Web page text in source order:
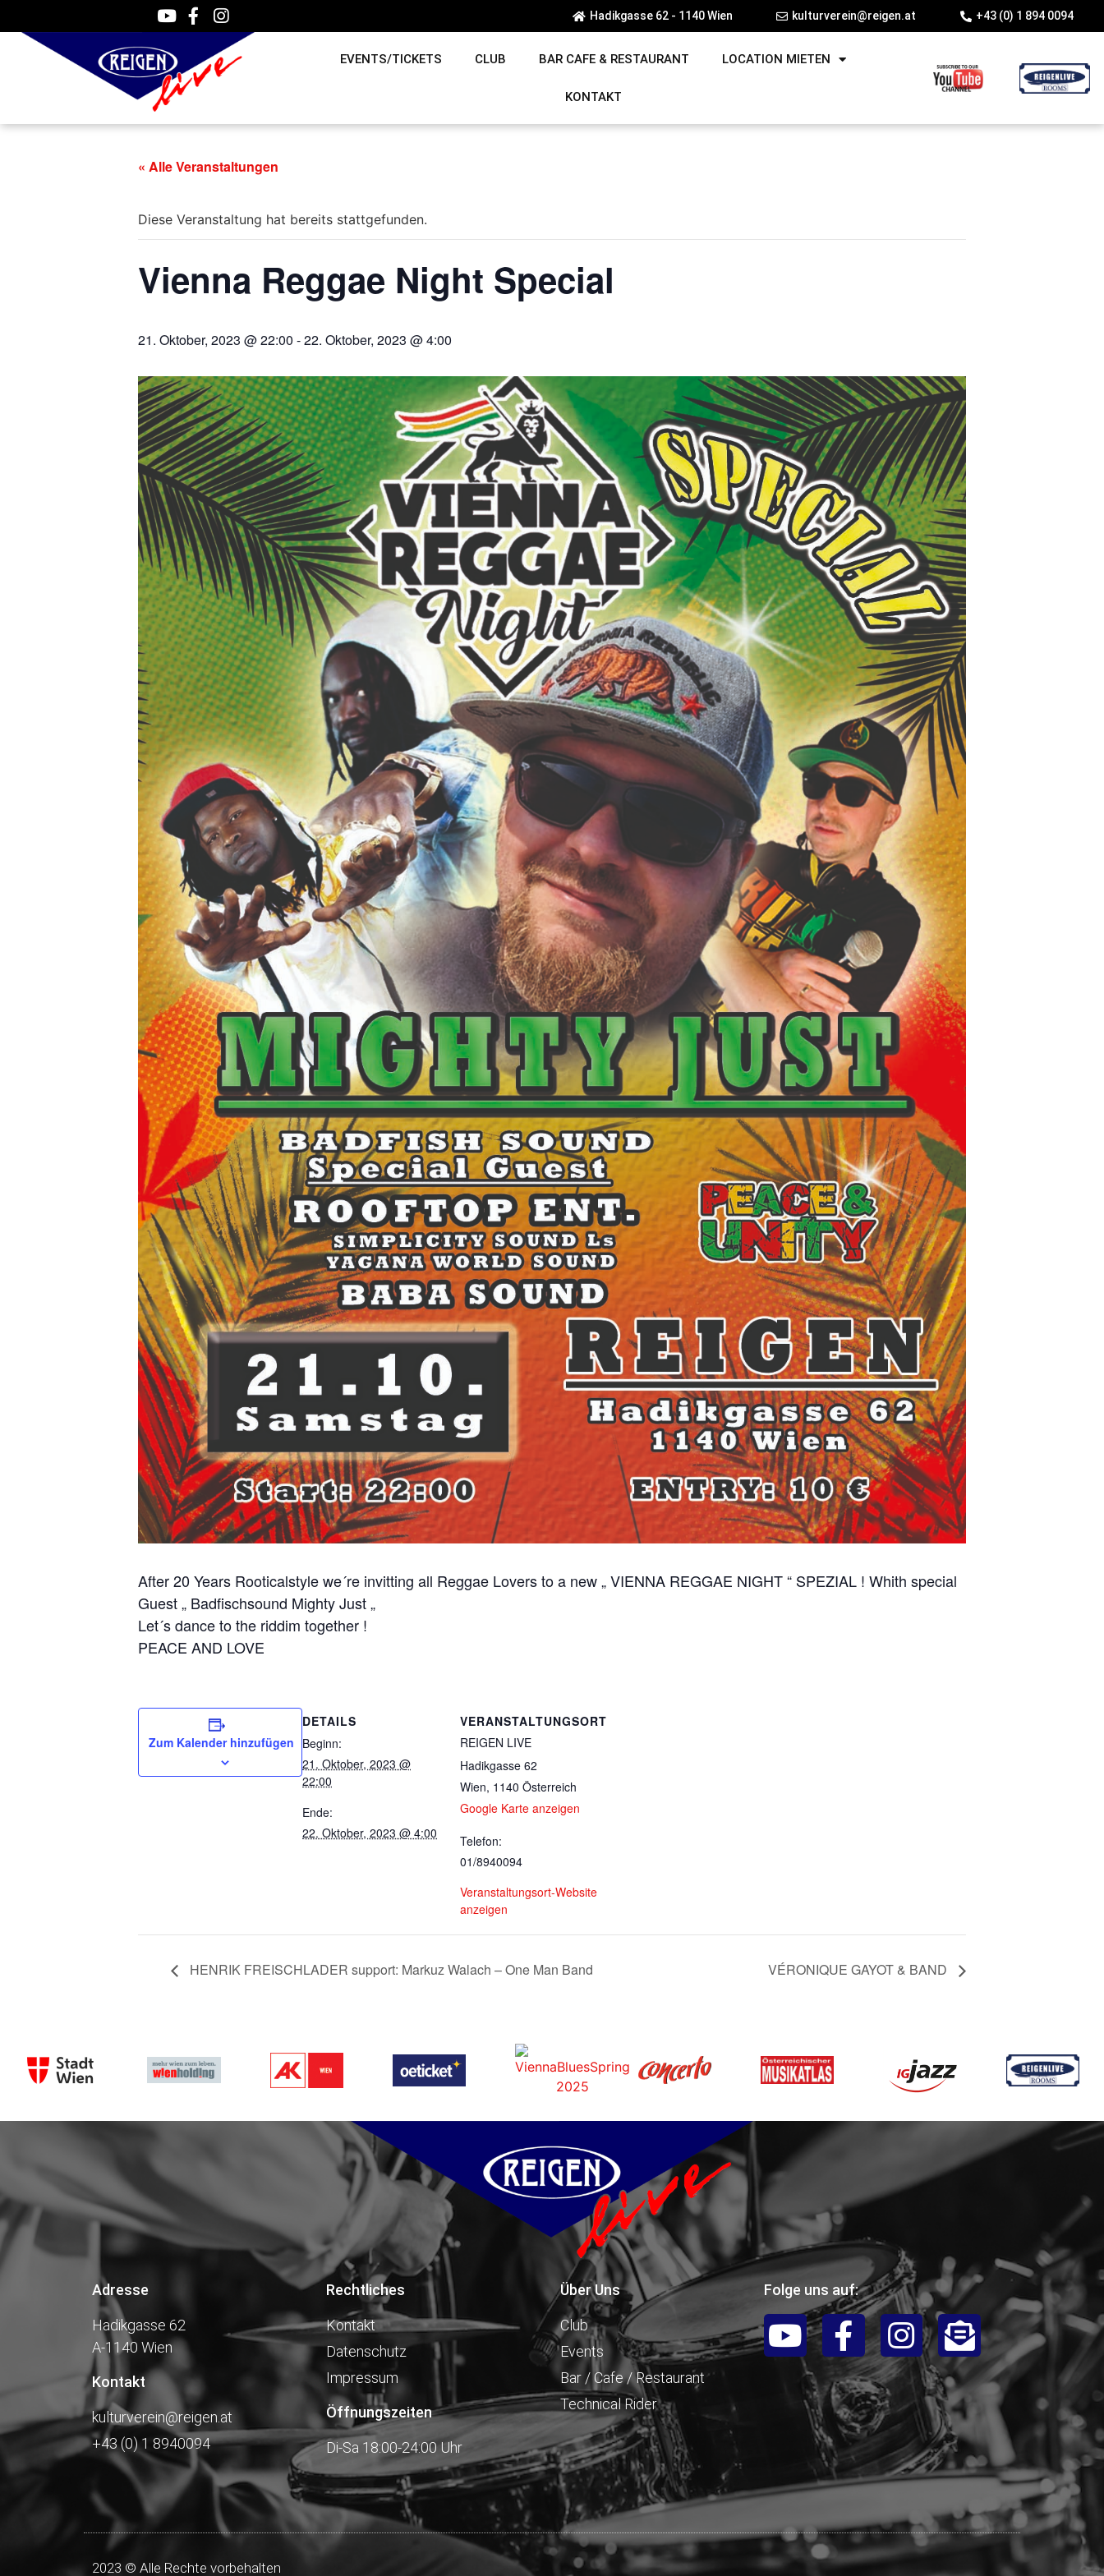
Hadikgasse 62 - 1140 Wien kulturverein@reigen.at +43 (0) 1 894 0094
EVENTS/TICKETS CLUB BAR CAFE & RESTAURANT LOCATION MIETEN
KONTAKT
« Alle Veranstaltungen
Diese Veranstaltung hat bereits stattgefunden.
Vienna Reggae Night Special
21. Oktober, 2023 @ 22:00 -22. Oktober, 2023 @ 4:00
After 20 Years Rooticalstyle we´re invitting all Reggae Lovers to a new „ VIENNA REGGAE NIGHT “ SPEZIAL ! Whith special
Guest „ Badfischsound Mighty Just „
Let´s dance to the riddim together !
PEACE AND LOVE
Zum Kalender hinzufügen
DETAILS
Beginn:
21. Oktober, 2023 @
22:00
Ende:
22. Oktober, 2023 @ 4:00
VERANSTALTUNGSORT
REIGEN LIVE
Hadikgasse 62
Wien, 1140 Österreich
Google Karte anzeigen
Telefon:
01/8940094
Veranstaltungsort-Website
anzeigen
HENRIK FREISCHLADER support: Markuz Walach – One Man Band VÉRONIQUE GAYOT & BAND
Adresse
Hadikgasse 62
A-1140 Wien
Kontakt
kulturverein@reigen.at
+43 (0) 1 8940094
Rechtliches
Kontakt
Datenschutz
Impressum
Öffnungszeiten
Di-Sa 18:00-24:00 Uhr
Über Uns
Club
Events
Bar / Cafe / Restaurant
Technical Rider
Folge uns auf:
2023 © Alle Rechte vorbehalten